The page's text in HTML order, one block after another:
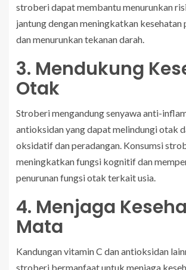
stroberi dapat membantu menurunkan
jantung dengan meningkatkan kesehatan
dan menurunkan tekanan darah.
3. Mendukung
Otak
Stroberi mengandung senyawa anti-
antioksidan yang dapat melindungi otak
oksidatif dan peradangan. Konsumsi
meningkatkan fungsi kognitif dan
penurunan fungsi otak terkait usia.
4. Menjaga
Mata
Kandungan vitamin C dan antioksidan
stroberi bermanfaat untuk menjaga